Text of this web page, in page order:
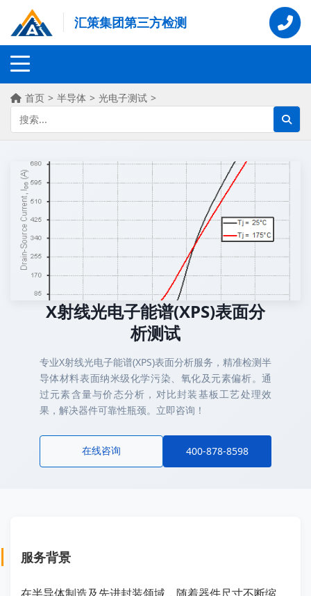
汇策集团第三方检测
首页 > 半导体 > 光电子测试 >
X射线光电子能谱(XPS)表面分
析测试
专业X射线光电子能谱(XPS)表面分析服务，精准检测半
导体材料表面纳米级化学污染、氧化及元素偏析。通
过元素含量与价态分析，对比封装基板工艺处理效
果，解决器件可靠性瓶颈。立即咨询！
在线咨询 400-878-8598
服务背景